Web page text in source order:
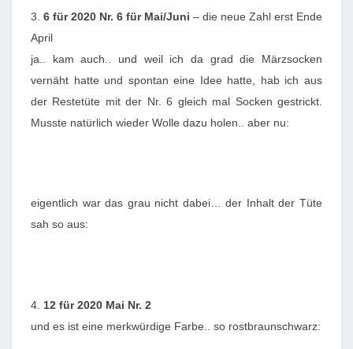
3. 6 für 2020 Nr. 6 für Mai/Juni – die neue Zahl erst Ende
April
ja.. kam auch.. und weil ich da grad die Märzsocken
vernäht hatte und spontan eine Idee hatte, hab ich aus
der Restetüte mit der Nr. 6 gleich mal Socken gestrickt.
Musste natürlich wieder Wolle dazu holen.. aber nu:
eigentlich war das grau nicht dabei… der Inhalt der Tüte
sah so aus:
4. 12 für 2020 Mai Nr. 2
und es ist eine merkwürdige Farbe.. so rostbraunschwarz: